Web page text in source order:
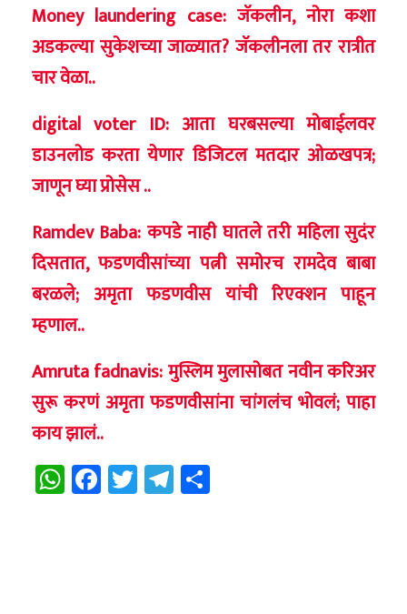
Money laundering case: जॅकलीन, नोरा कशा
अडकल्या सुकेशच्या जाळ्यात? जॅकलीनला तर रात्रीत
चार वेळा..
digital voter ID: आता घरबसल्या मोबाईलवर
डाउनलोड करता येणार डिजिटल मतदार ओळखपत्र;
जाणून घ्या प्रोसेस ..
Ramdev Baba: कपडे नाही घातले तरी महिला सुदंर
दिसतात, फडणवीसांच्या पत्नी समोरच रामदेव बाबा
बरळले; अमृता फडणवीस यांची रिएक्शन पाहून
म्हणाल..
Amruta fadnavis: मुस्लिम मुलासोबत नवीन करिअर
सुरू करणं अमृता फडणवीसांना चांगलंच भोवलं; पाहा
काय झालं..
WhatsApp
Facebook
TwitterTelegram